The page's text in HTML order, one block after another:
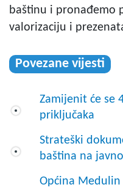
baštinu i pronađemo
valorizaciju i
Povezane vijesti
Zamijenit će se
priključaka
Strateški
baština na
Općina